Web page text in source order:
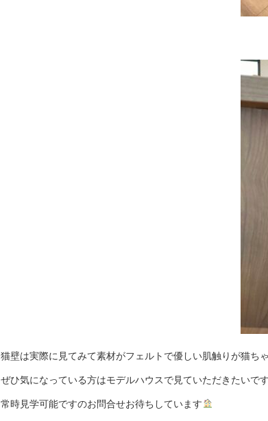
猫壁は実際に見てみて素材がフェルトで優しい肌触りが猫ち
ぜひ気になっている方はモデルハウスで見ていただきたいです
常時見学可能ですのお問合せお待ちしています